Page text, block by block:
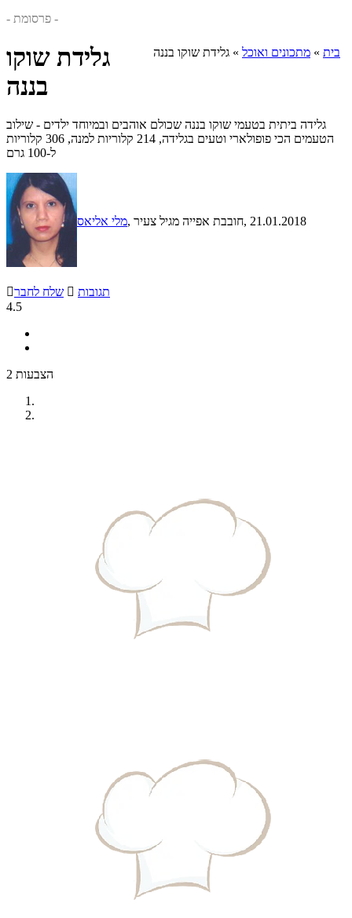
- פרסומת -
בית » מתכונים ואוכל » גלידת שוקו בננה
גלידת שוקו
בננה
גלידה ביתית בטעמי שוקו בננה שכולם אוהבים ובמיוחד ילדים - שילוב
הטעמים הכי פופולארי וטעים בגלידה, 214 קלוריות למנה, 306 קלוריות
ל-100 גרם
מלי אליאס , חובבת אפייה מגיל צעיר, 21.01.2018
שלח לחבר  תגובות
4.5
2 הצבעות